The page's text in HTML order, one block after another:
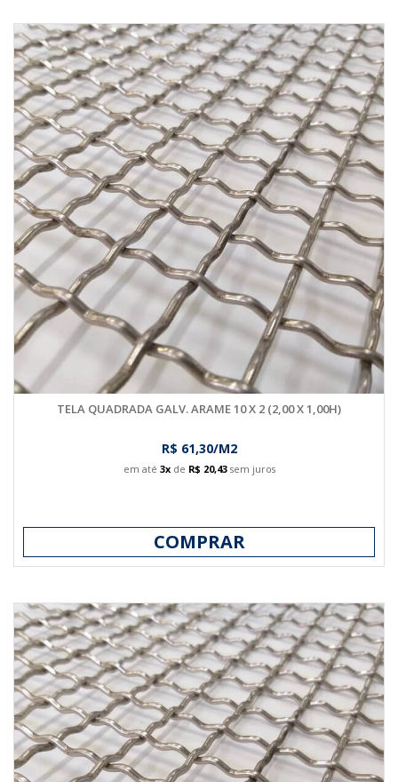
TELA QUADRADA GALV. ARAME 10 X 2 (2,00 X 1,00H)
R$ 61,30/M2
em até 3xde R$ 20,43sem juros
COMPRAR